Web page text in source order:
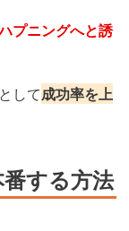
プニングへと誘
して成功率を上
する方法